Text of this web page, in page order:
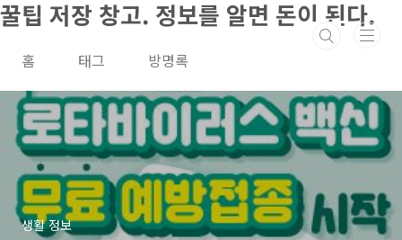
본문 바로가기
꿀팁 저장 창고. 정보를 알면 돈이 된다.
홈 태그 방명록
생활 정보